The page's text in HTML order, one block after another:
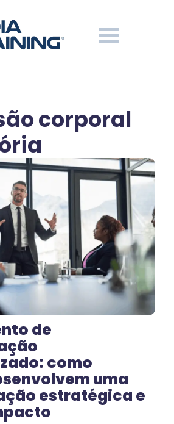
corporal
de
como
uma
estratégica e